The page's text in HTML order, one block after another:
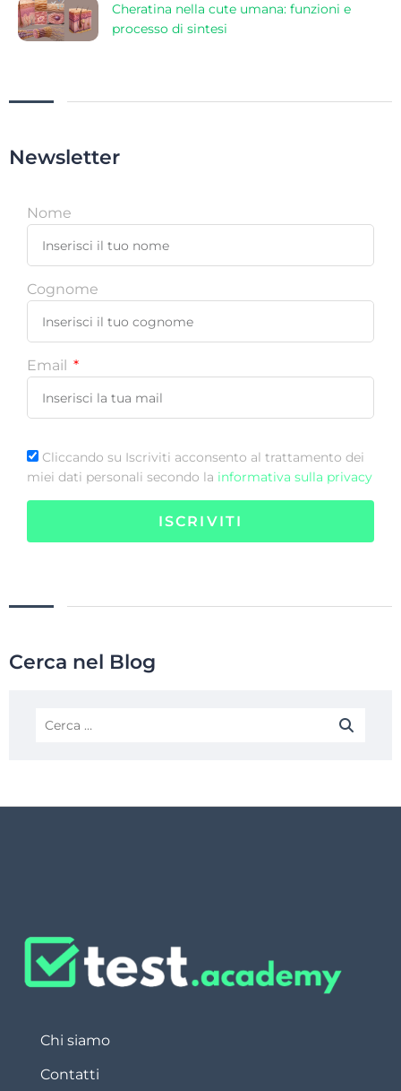
Cheratina nella cute umana: funzioni e
processo di sintesi
Newsletter
Nome
Cognome
Email
Cliccando su Iscriviti acconsento al trattamento dei
miei dati personali secondo la informativa sulla privacy
ISCRIVITI
Cerca nel Blog
Chi siamo
Contatti